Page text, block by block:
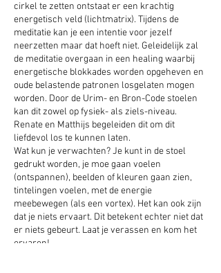
cirkel te zetten ontstaat er een krachtig
energetisch veld (lichtmatrix). Tijdens de
meditatie kan je een intentie voor jezelf
neerzetten maar dat hoeft niet. Geleidelijk zal
de meditatie overgaan in een healing waarbij
energetische blokkades worden opgeheven en
oude belastende patronen losgelaten mogen
worden. Door de Urim- en Bron-Code stoelen
kan dit zowel op fysiek- als ziels-niveau.
Renate en Matthijs begeleiden dit om dit
liefdevol los te kunnen laten.
Wat kun je verwachten? Je kunt in de stoel
gedrukt worden, je moe gaan voelen
(ontspannen), beelden of kleuren gaan zien,
tintelingen voelen, met de energie
meebewegen (als een vortex). Het kan ook zijn
dat je niets ervaart. Dit betekent echter niet dat
er niets gebeurt. Laat je verassen en kom het
ervaren!